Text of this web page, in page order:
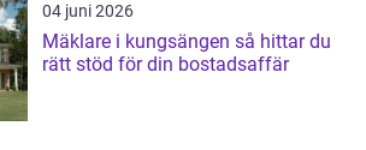
04 juni 2026
Mäklare i kungsängen så hittar du
rätt stöd för din bostadsaffär